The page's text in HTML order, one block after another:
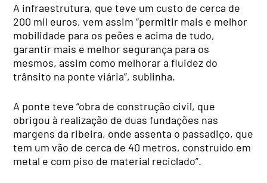
A infraestrutura, que teve um custo de cerca de
200 mil euros, vem assim “permitir mais e melhor
mobilidade para os peões e acima de tudo,
garantir mais e melhor segurança para os
mesmos, assim como melhorar a fluidez do
trânsito na ponte viária”, sublinha.
A ponte teve “obra de construção civil, que
obrigou à realização de duas fundações nas
margens da ribeira, onde assenta o passadiço, que
tem um vão de cerca de 40 metros, construído em
metal e com piso de material reciclado”.